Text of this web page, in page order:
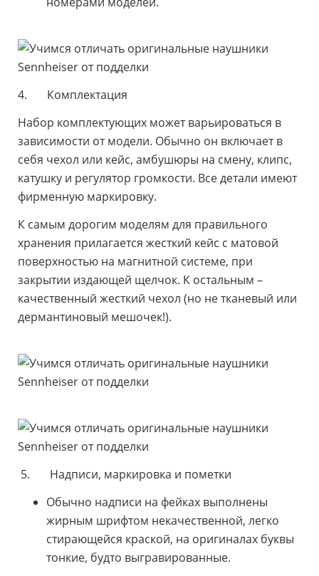
4. Комплектация
Набор комплектующих может варьироваться в
зависимости от модели. Обычно он включает в
себя чехол или кейс, амбушюры на смену, клипс,
катушку и регулятор громкости. Все детали имеют
фирменную маркировку.
К самым дорогим моделям для правильного
хранения прилагается жесткий кейс с матовой
поверхностью на магнитной системе, при
закрытии издающей щелчок. К остальным –
качественный жесткий чехол (но не тканевый или
дермантиновый мешочек!).
5. Надписи, маркировка и пометки
Обычно надписи на фейках выполнены
жирным шрифтом некачественной, легко
стирающейся краской, на оригиналах буквы
тонкие, будто выгравированные.